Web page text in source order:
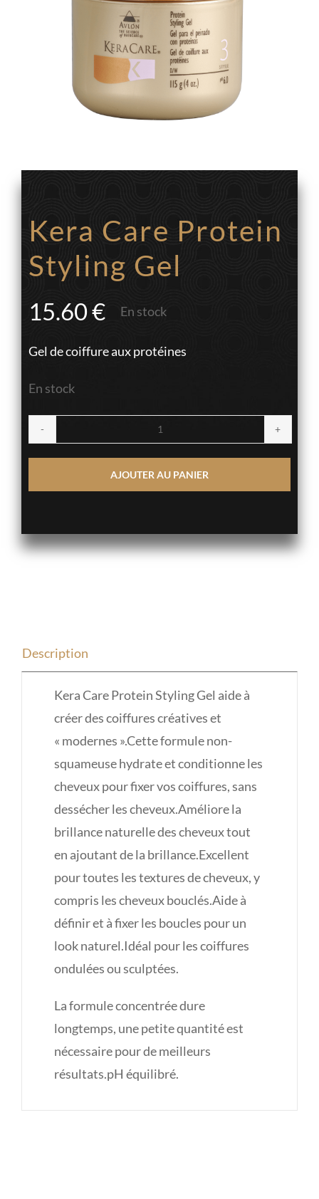
Kera Care Protein
Styling Gel
15.60€ En stock
Gel de coiffure aux protéines
En stock
quantité
de
Protein
Styling
AJOUTER AU PANIER
Description
Kera Care Protein Styling Gel aide à
créer des coiffures créatives et
« modernes ».Cette formule non-
squameuse hydrate et conditionne les
cheveux pour fixer vos coiffures, sans
dessécher les cheveux.Améliore la
brillance naturelle des cheveux tout
en ajoutant de la brillance.Excellent
pour toutes les textures de cheveux, y
compris les cheveux bouclés.Aide à
définir et à fixer les boucles pour un
look naturel.Idéal pour les coiffures
ondulées ou sculptées.
La formule concentrée dure
longtemps, une petite quantité est
nécessaire pour de meilleurs
résultats.pH équilibré.